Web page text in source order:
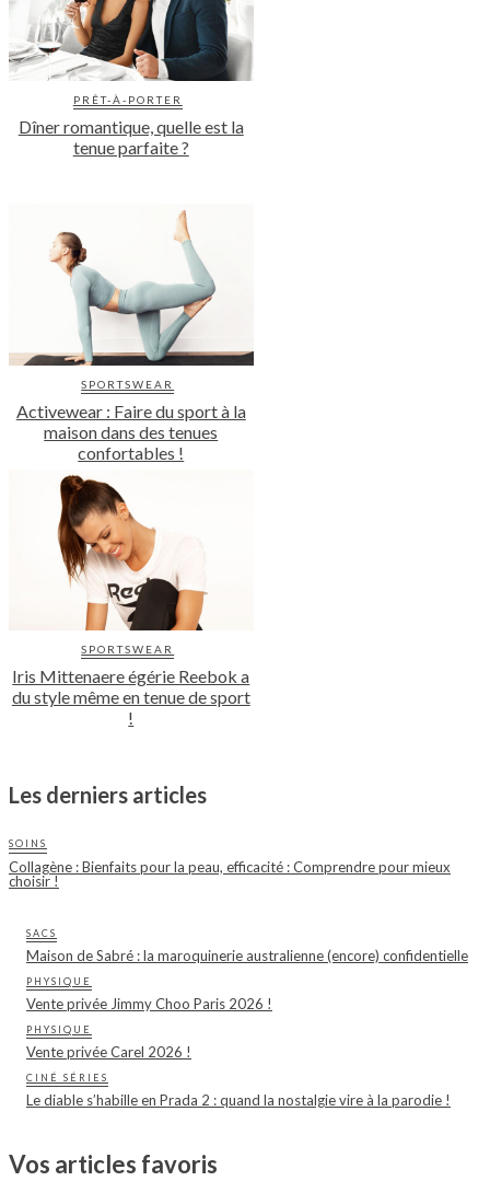
PRÊT-À-PORTER
Dîner romantique, quelle est la
tenue parfaite ?
SPORTSWEAR
Activewear : Faire du sport à la
maison dans des tenues
confortables !
SPORTSWEAR
Iris Mittenaere égérie Reebok a
du style même en tenue de sport
!
Les derniers articles
SOINS
Collagène : Bienfaits pour la peau, efficacité : Comprendre pour mieux
choisir !
SACS
Maison de Sabré : la maroquinerie australienne (encore) confidentielle
PHYSIQUE
Vente privée Jimmy Choo Paris 2026 !
PHYSIQUE
Vente privée Carel 2026 !
CINÉ SÉRIES
Le diable s’habille en Prada 2 : quand la nostalgie vire à la parodie !
Vos articles favoris